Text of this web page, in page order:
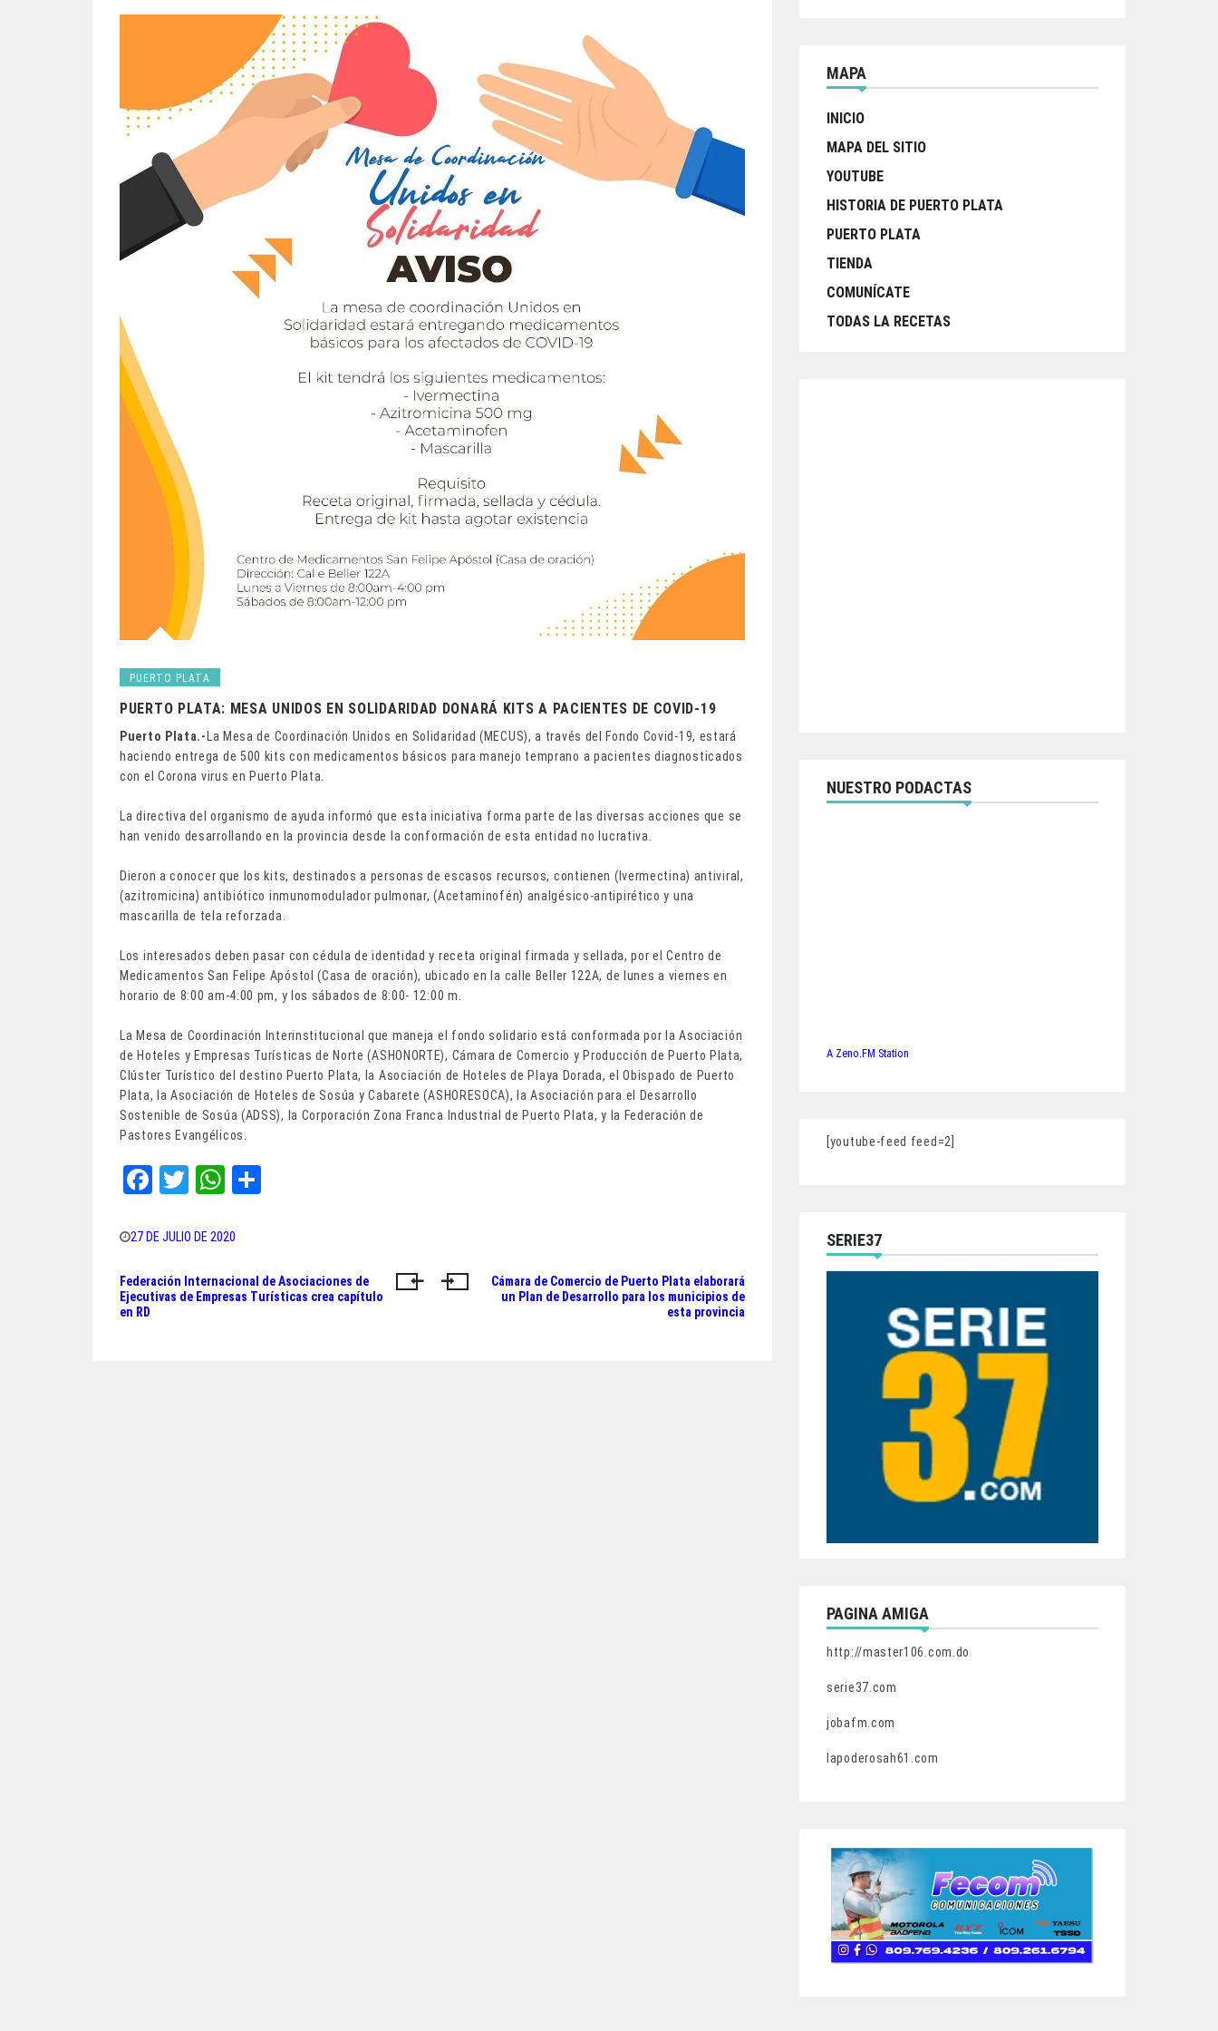
PUERTO PLATA
PUERTO PLATA: MESA UNIDOS EN SOLIDARIDAD DONARÁ KITS A PACIENTES DE COVID-19
Puerto Plata.- La Mesa de Coordinación Unidos en Solidaridad (MECUS), a través del Fondo Covid-19, estará
haciendo entrega de 500 kits con medicamentos básicos para manejo temprano a pacientes diagnosticados
con el Corona virus en Puerto Plata.
La directiva del organismo de ayuda informó que esta iniciativa forma parte de las diversas acciones que se
han venido desarrollando en la provincia desde la conformación de esta entidad no lucrativa.
Dieron a conocer que los kits, destinados a personas de escasos recursos, contienen (Ivermectina) antiviral,
(azitromicina) antibiótico inmunomodulador pulmonar, (Acetaminofén) analgésico-antipirético y una
mascarilla de tela reforzada.
Los interesados deben pasar con cédula de identidad y receta original firmada y sellada, por el Centro de
Medicamentos San Felipe Apóstol (Casa de oración), ubicado en la calle Beller 122A, de lunes a viernes en
horario de 8:00 am-4:00 pm, y los sábados de 8:00- 12:00 m.
La Mesa de Coordinación Interinstitucional que maneja el fondo solidario está conformada por la Asociación
de Hoteles y Empresas Turísticas de Norte (ASHONORTE), Cámara de Comercio y Producción de Puerto Plata,
Clúster Turístico del destino Puerto Plata, la Asociación de Hoteles de Playa Dorada, el Obispado de Puerto
Plata, la Asociación de Hoteles de Sosúa y Cabarete (ASHORESOCA), la Asociación para el Desarrollo
Sostenible de Sosúa (ADSS), la Corporación Zona Franca Industrial de Puerto Plata, y la Federación de
Pastores Evangélicos.
Fa
bo
ok
T
tt
W
ts
A
pp
27 DE JULIO DE 2020
Navegación
de
Federación Internacional de Asociaciones de
Ejecutivas de Empresas Turísticas crea capítulo
en RD
Cámara de Comercio de Puerto Plata elaborará
un Plan de Desarrollo para los municipios de
esta provincia
MAPA
INICIO
MAPA DEL SITIO
YOUTUBE
HISTORIA DE PUERTO PLATA
PUERTO PLATA
TIENDA
COMUNÍCATE
TODAS LA RECETAS
NUESTRO PODACTAS
A Zeno.FM Station
[youtube-feed feed=2]
SERIE37
PAGINA AMIGA
http://master106.com.do
serie37.com
jobafm.com
lapoderosah61.com